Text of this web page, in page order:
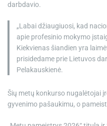
darbdavio.
„Labai džiaugiuosi, kad
apie profesinio mokymo
Kiekvienas šiandien yra
prisidedame prie Lietuvos
Pelakauskienė.
Šių metų konkurso nugalėtojai
gyvenimo pašaukimu, o